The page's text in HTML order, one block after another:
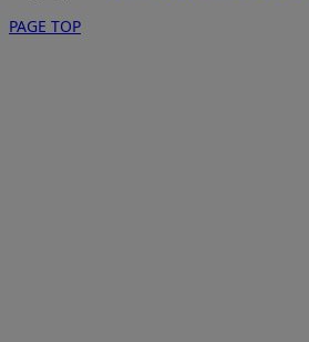
PAGE TOP